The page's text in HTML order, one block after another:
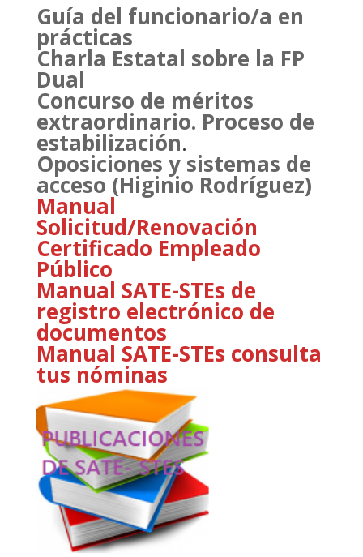
Guía del funcionario/a en
prácticas
Charla Estatal sobre la FP
Dual
Concurso de méritos
extraordinario. Proceso de
estabilización.
Oposiciones y sistemas de
acceso (Higinio Rodríguez)
Manual
Solicitud/Renovación
Certificado Empleado
Público
Manual SATE-STEs de
registro electrónico de
documentos
Manual SATE-STEs consulta
tus nóminas